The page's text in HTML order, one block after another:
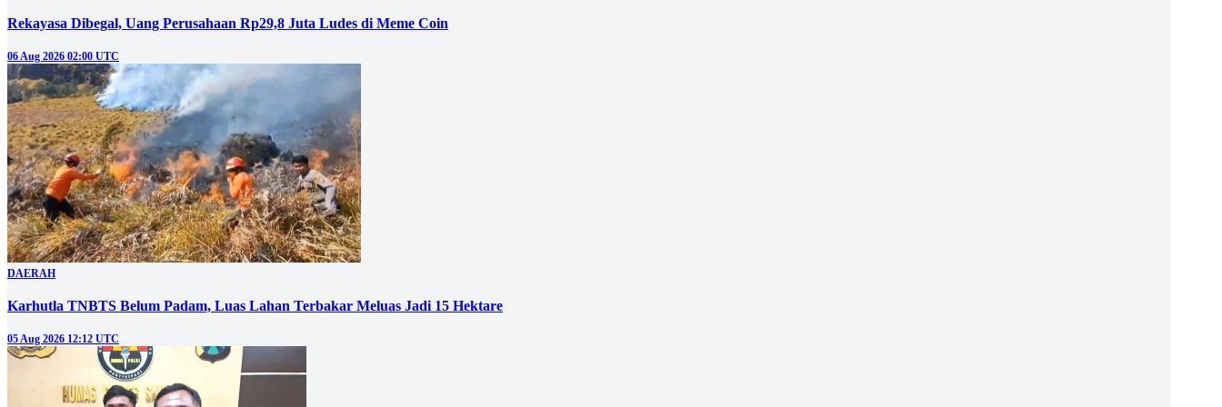
Rekayasa Dibegal, Uang Perusahaan Rp29,8 Juta Ludes di Meme Coin
06 Aug 2026 02:00 UTC
DAERAH
Karhutla TNBTS Belum Padam, Luas Lahan Terbakar Meluas Jadi 15 Hektare
05 Aug 2026 12:12 UTC